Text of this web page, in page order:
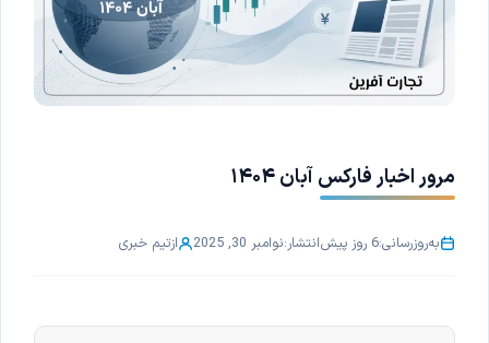
مرور اخبار فارکس آبان ۱۴۰۴
به‌روزرسانی:6 روز پیش انتشار:نوامبر 30, 2025 ازتیم خبری